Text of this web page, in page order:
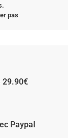
pas
29.90€
Paypal